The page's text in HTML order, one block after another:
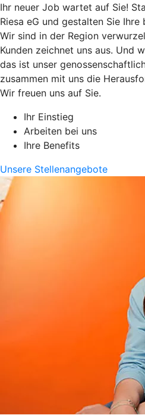
Ihr neuer Job wartet auf Sie!
Riesa eG und gestalten Sie
Wir sind in der Region
Kunden zeichnet uns aus. Und
das ist unser
zusammen mit uns die
Wir freuen uns auf Sie.
Ihr Einstieg
Arbeiten bei uns
Ihre Benefits
Unsere Stellenangebote